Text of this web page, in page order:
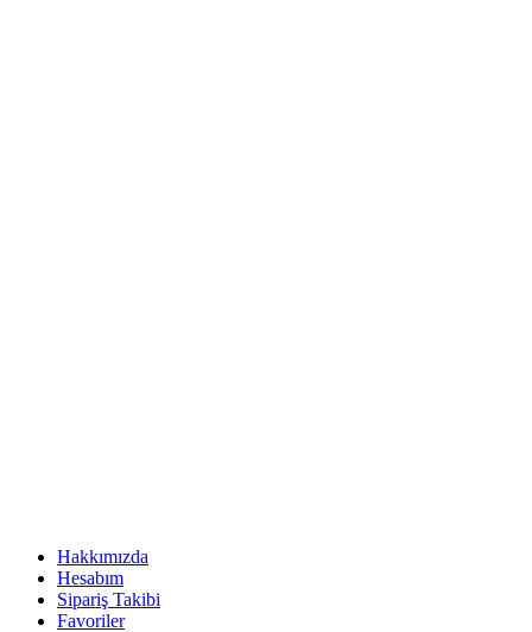
Hakkımızda
Hesabım
Sipariş Takibi
Favoriler